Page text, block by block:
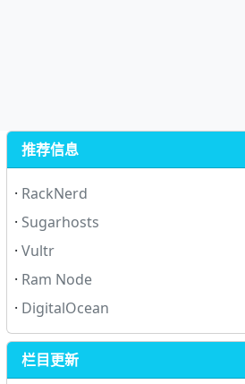
推荐信息
· RackNerd
· Sugarhosts
· Vultr
· Ram Node
· DigitalOcean
栏目更新